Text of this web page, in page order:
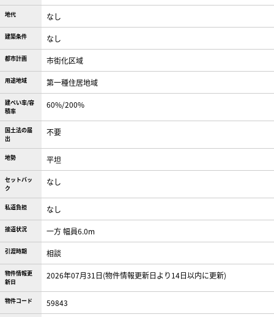
地代 なし
建築条件 なし
都市計画 市街化区域
用途地域 第一種住居地域
建ぺい率/容
積率
60%/200%
国土法の届
出
不要
地勢 平坦
セットバッ
ク
なし
私道負担 なし
接道状況 一方 幅員6.0m
引渡時期 相談
物件情報更
新日
2026年07月31日(物件情報更新日より14日以内に更新)
物件コード 59843